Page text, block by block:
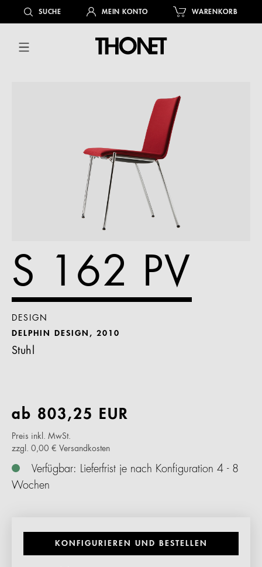
springenSUCHE MEIN KONTO WARENKORB
S 162 PV
DESIGN
DELPHIN DESIGN, 2010
Stuhl
ab 803,25 EUR
Preis inkl. MwSt.
zzgl. 0,00 € Versandkosten
Verfügbar: Lieferfrist je nach Konfiguration 4 - 8
Wochen
KONFIGURIEREN UND BESTELLEN